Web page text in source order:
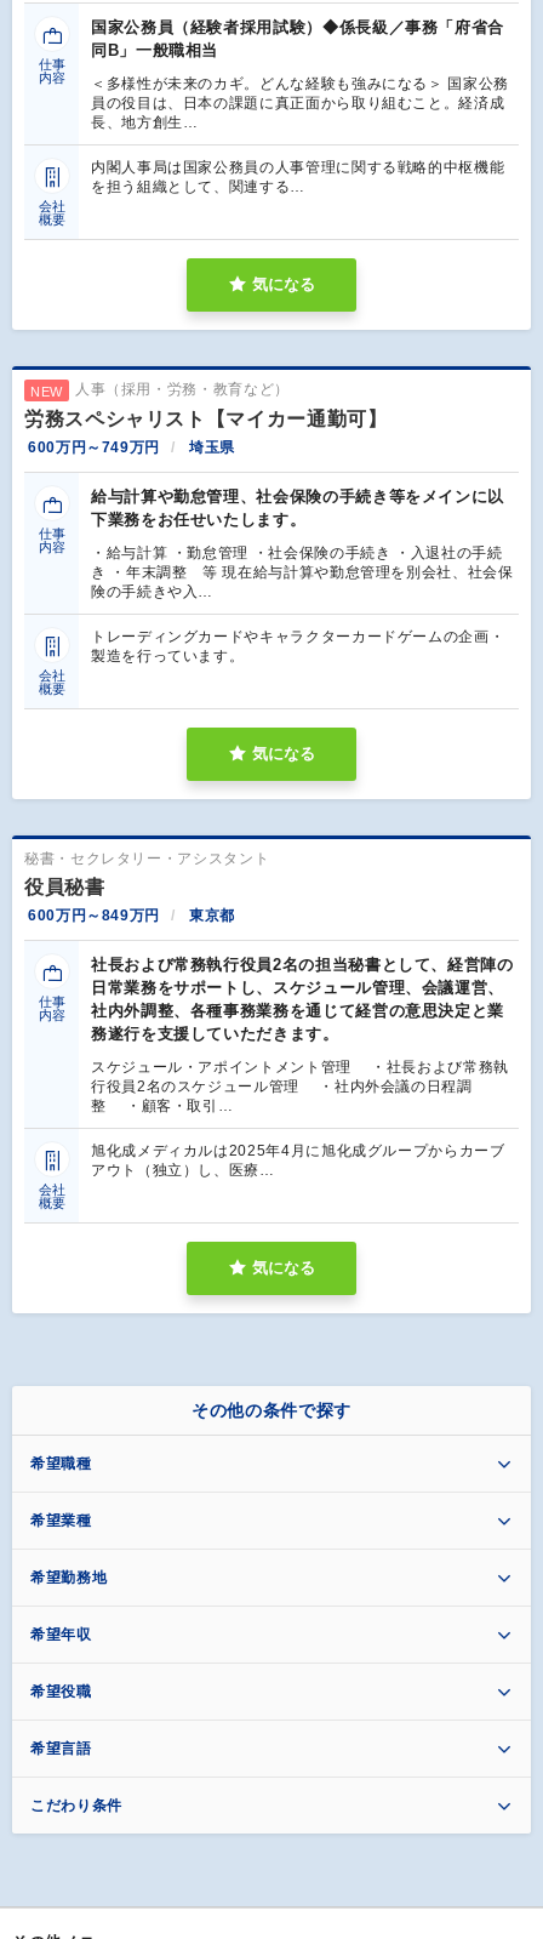
仕事
内容
国家公務員（経験者採用試験）◆係長級／事務「府省合
同B」一般職相当
＜多様性が未来のカギ。どんな経験も強みになる＞ 国家公務
員の役目は、日本の課題に真正面から取り組むこと。経済成
長、地方創生…
会社
概要
内閣⼈事局は国家公務員の⼈事管理に関する戦略的中枢機能
を担う組織として、関連する…
気になる
NEW 人事（採用・労務・教育など）
労務スペシャリスト【マイカー通勤可】
600万円～749万円 埼玉県
仕事
内容
給与計算や勤怠管理、社会保険の手続き等をメインに以
下業務をお任せいたします。
・給与計算 ・勤怠管理 ・社会保険の手続き ・入退社の手続
き ・年末調整 等 現在給与計算や勤怠管理を別会社、社会保
険の手続きや入…
会社
概要
トレーディングカードやキャラクターカードゲームの企画・
製造を行っています。
気になる
秘書・セクレタリー・アシスタント
役員秘書
600万円～849万円 東京都
仕事
内容
社長および常務執行役員2名の担当秘書として、経営陣の
日常業務をサポートし、スケジュール管理、会議運営、
社内外調整、各種事務業務を通じて経営の意思決定と業
務遂行を支援していただきます。
スケジュール・アポイントメント管理 ・社長および常務執
行役員2名のスケジュール管理 ・社内外会議の日程調
整 ・顧客・取引…
会社
概要
旭化成メディカルは2025年4月に旭化成グループからカーブ
アウト（独立）し、医療…
気になる
その他の条件で探す
希望職種
希望業種
希望勤務地
希望年収
希望役職
希望言語
こだわり条件